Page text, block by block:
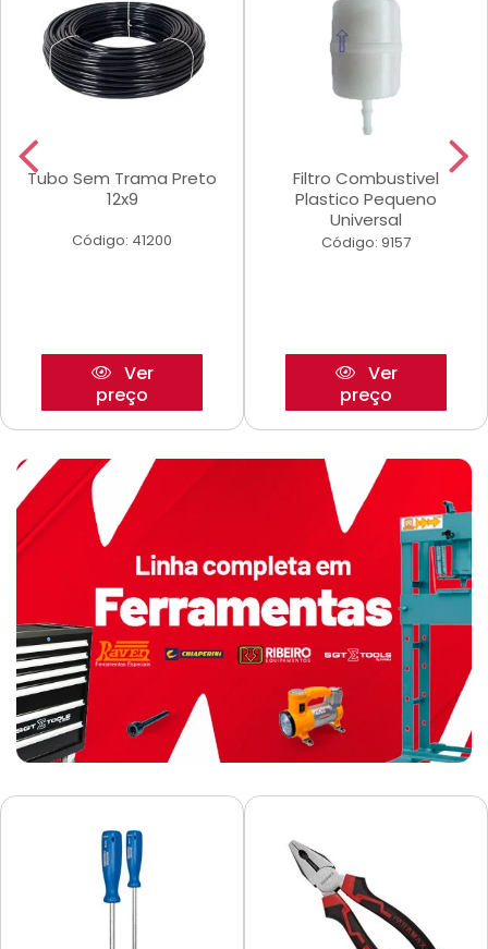
Tubo Sem Trama Preto
12x9
Código: 41200
Ver
preço
Filtro Combustivel
Plastico Pequeno
Universal
Código: 9157
Ver
preço